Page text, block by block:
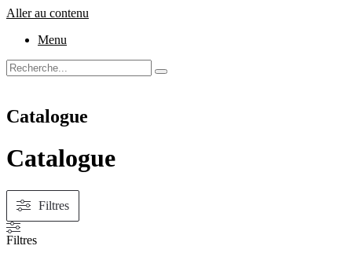
Aller au contenu
Menu
Catalogue
Catalogue
Filtres
Filtres